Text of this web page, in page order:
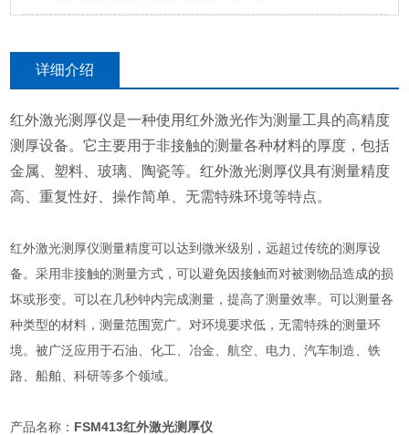
详细介绍
红外激光测厚仪是一种使用红外激光作为测量工具的高精度
测厚设备。它主要用于非接触的测量各种材料的厚度，包括
金属、塑料、玻璃、陶瓷等。红外激光测厚仪具有测量精度
高、重复性好、操作简单、无需特殊环境等特点。
红外激光测厚仪测量精度可以达到微米级别，远超过传统的测厚设
备。采用非接触的测量方式，可以避免因接触而对被测物品造成的损
坏或形变。可以在几秒钟内完成测量，提高了测量效率。可以测量各
种类型的材料，测量范围宽广。对环境要求低，无需特殊的测量环
境。被广泛应用于石油、化工、冶金、航空、电力、汽车制造、铁
路、船舶、科研等多个领域。
产品名称： FSM413红外激光测厚仪